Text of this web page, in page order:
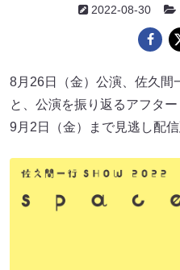
2022-08-30
8月26日（金）公演、佐久間
と、公演を振り返るアフタ
9月2日（金）まで見逃し配